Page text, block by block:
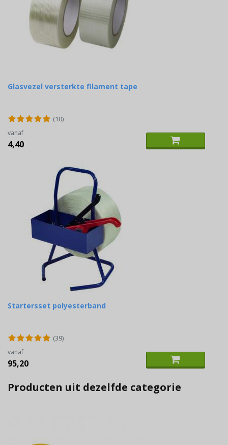
Glasvezel versterkte filament tape
(10)
vanaf
4,40
Startersset polyesterband
(39)
vanaf
95,20
Producten uit dezelfde categorie